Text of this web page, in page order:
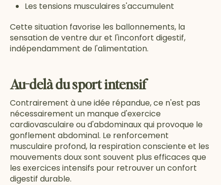
Les tensions musculaires s'accumulent
Cette situation favorise les ballonnements, la
sensation de ventre dur et l'inconfort digestif,
indépendamment de l'alimentation.
Au-delà du sport intensif
Contrairement à une idée répandue, ce n'est pas
nécessairement un manque d'exercice
cardiovasculaire ou d'abdominaux qui provoque le
gonflement abdominal. Le renforcement
musculaire profond, la respiration consciente et les
mouvements doux sont souvent plus efficaces que
les exercices intensifs pour retrouver un confort
digestif durable.